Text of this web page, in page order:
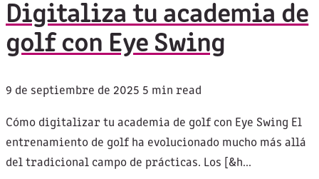
Digitaliza tu academia de
golf con Eye Swing
9 de septiembre de 2025 5 min read
Cómo digitalizar tu academia de golf con Eye Swing El
entrenamiento de golf ha evolucionado mucho más allá
del tradicional campo de prácticas. Los [&h...